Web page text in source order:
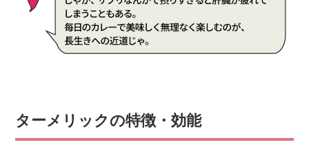
ターメリックの特徴・効能